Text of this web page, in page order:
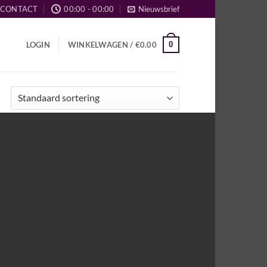
CONTACT 00:00 - 00:00 Nieuwsbrief
LOGIN WINKELWAGEN / €0.00 0